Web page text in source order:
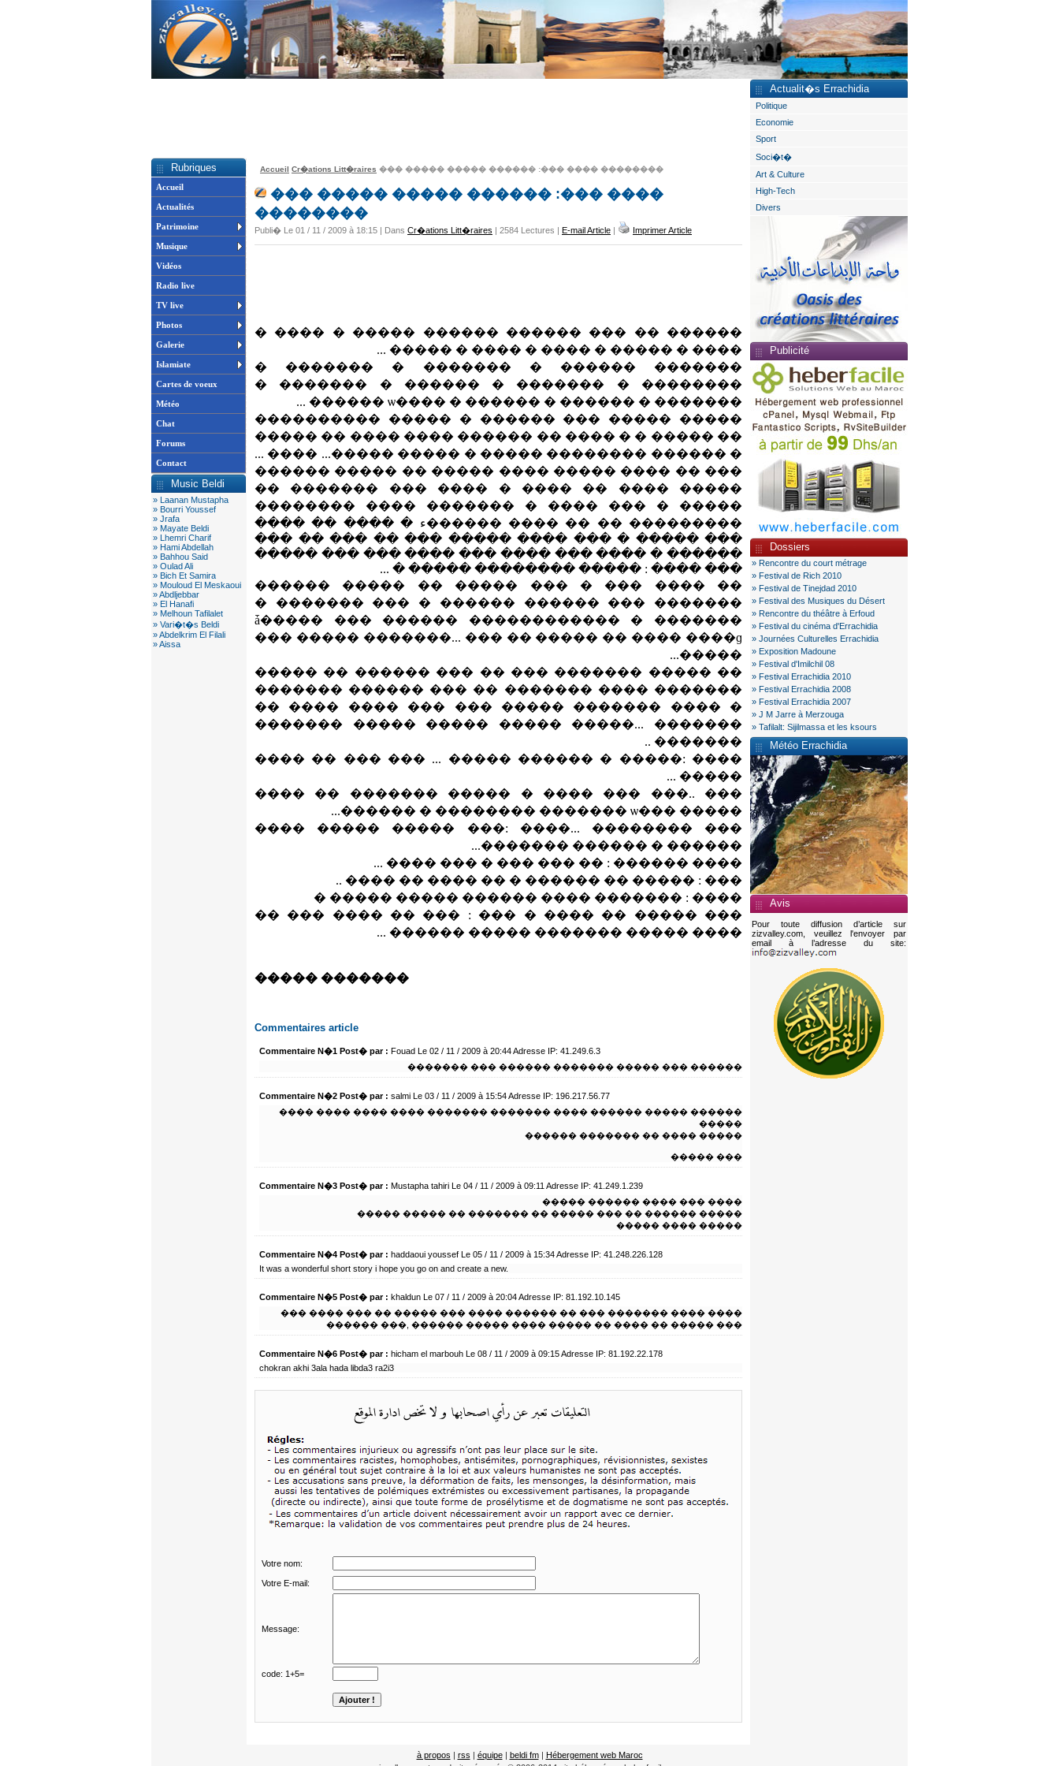
Actualit�s Errachidia
Politique
Economie
Sport
Soci�t�
Art & Culture
High-Tech
Divers
Publicité
Dossiers
» Rencontre du court métrage
» Festival de Rich 2010
» Festival de Tinejdad 2010
» Festival des Musiques du Désert
» Rencontre du théâtre à Erfoud
» Festival du cinéma d'Errachidia
» Journées Culturelles Errachidia
» Exposition Madoune
» Festival d'Imilchil 08
» Festival Errachidia 2010
» Festival Errachidia 2008
» Festival Errachidia 2007
» J M Jarre à Merzouga
» Tafilalt: Sijilmassa et les ksours
Météo Errachidia
Avis
Pour toute diffusion d’article sur
zizvalley.com, veuillez l'envoyer par
email à l’adresse du site:
Rubriques
Accueil
Actualités
Patrimoine
Musique
Vidéos
Radio live
TV live
Photos
Galerie
Islamiate
Cartes de voeux
Météo
Chat
Forums
Contact
Music Beldi
» Laanan Mustapha
» Bourri Youssef
» Jrafa
» Mayate Beldi
» Lhemri Charif
» Hami Abdellah
» Bahhou Said
» Oulad Ali
» Bich Et Samira
» Mouloud El Meskaoui
» Abdljebbar
» El Hanafi
» Melhoun Tafilalet
» Vari�t�s Beldi
» Abdelkrim El Filali
» Aissa
Accueil Cr�ations Litt�raires ��� ����� ����� ������ :��� ���� ��������
��� ����� ����� ������ :��� ����
��������
Publi� Le 01 / 11 / 2009 à 18:15 | Dans Cr�ations Litt�raires | 2584 Lectures | E-mail Article | Imprimer Article
������ �� ��� ������ ������ ����� � ���� �
���� � ����� � ���� � ���� � ����� ...
������� ������ � ������� � ������� �
�������� � ������� � ������ � ������� �
������� � ������ � ������ � ����ѡ ������ ...
����� ����� ��� ������ � ����� ����������
�� ����� � � ���� �� ������ ���� ���� �� �����
� ������ �������� ����� � ����� �����... ���� ...
��� �� ���� ����� ���� ����� �� ����� ������
����� ���� �� ���� � ���� ��� ������� ��
����� � ��� ���� � ������� ���� ��������
��������� �� �� ���� ������ء � ���� �� ����
��� ����� � ��� ���� ����� ��� �� ��� �� ���
������ � ���� ��� ���� ��� ���� ��� ��� �����
��� ���� : ����� �������� ����� � ...
�� ���� ��� � ��� ����� �� ����� ������
������� ��� ������ ������ � ��� ������� �
������� � ������ǡ����� ��� ������ ������
���� ����ɡ �� ����� �� ��� ...������� ����� ���
�����...
�� ����� ������� ��� �� ��� ������ �� �����
������� ���� ������� �� ��� ������ �������
� ���� ������� ����� ��� ��� ���� ���� ��
������� ...����� ����� ����� ����� �������
������� ..
���� :����� � ������ ����� ... ��� ��� �� ����
����� ...
��� ..��� ��� ���� � ����� ������� �� ����
����� ���ѡ ������� �������� � ������...
��� �������� ...���� :��� ����� ����� ����
������ � ������ �������...
���� ������ : �� ��� ��� � ��� ���� ...
��� : ����� �� ������ � �� ���� �� ���� ..
���� : ������� ���� ������ ����� ����� �
��� ����� �� ���� � ��� : ��� �� ���� ��� ��
���� ����� ������� ����� ������ ...
����� �������
Commentaires article
Commentaire N�1 Post� par : Fouad Le 02 / 11 / 2009 à 20:44 Adresse IP: 41.249.6.3
������ ��� ����� ������� ������ ��� �������
Commentaire N�2 Post� par : salmi Le 03 / 11 / 2009 à 15:54 Adresse IP: 196.217.56.77
������ ����� ������ ���� ������� ������� ���� ���� ���� ����
�����
����� ���� �� ������� ������
��� �����
Commentaire N�3 Post� par : Mustapha tahiri Le 04 / 11 / 2009 à 09:11 Adresse IP: 41.249.1.239
���� ��� ���� ������ �����
����� ������ �� ��� ����� �� ������� �� ����� �����
����� ���� �����
Commentaire N�4 Post� par : haddaoui youssef Le 05 / 11 / 2009 à 15:34 Adresse IP: 41.248.226.128
It was a wonderful short story i hope you go on and create a new.
Commentaire N�5 Post� par : khaldun Le 07 / 11 / 2009 à 20:04 Adresse IP: 81.192.10.145
���� ���� ������� ��� �� ������ ���� ��� ����� �� ��� ���� ���
��� ����� �� ���� �� ����� ���� ����� ������ ,��� ������
Commentaire N�6 Post� par : hicham el marbouh Le 08 / 11 / 2009 à 09:15 Adresse IP: 81.192.22.178
chokran akhi 3ala hada libda3 ra2i3
Votre nom:
Votre E-mail:
Message:
code: 1+5=
à propos | rss | équipe| beldi fm| Hébergement web Maroc